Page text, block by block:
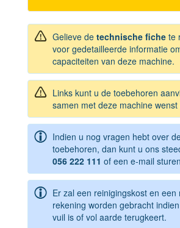
Gelieve de technische fiche te
voor gedetailleerde informatie
capaciteiten van deze machine.
Links kunt u de toebehoren
samen met deze machine
Indien u nog vragen hebt over
toebehoren, dan kunt u ons
056 222 111 of een e-mail
Er zal een reinigingskost en een
rekening worden gebracht
vuil is of vol aarde terugkeert.